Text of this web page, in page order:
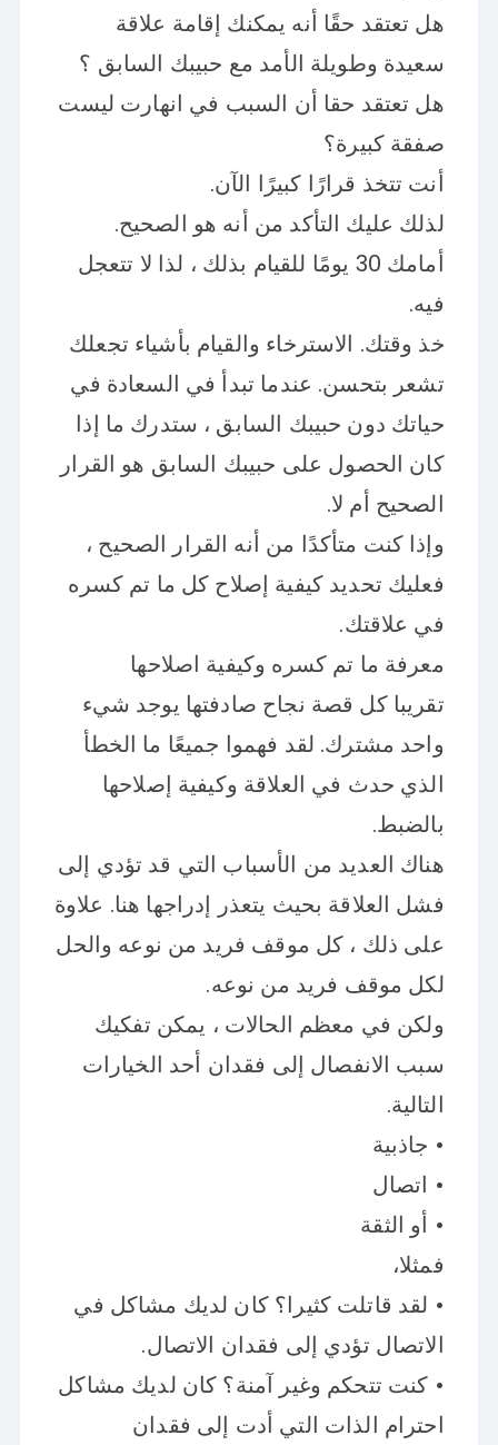
هل تعتقد حقًا أنه يمكنك إقامة علاقة
سعيدة وطويلة الأمد مع حبيبك السابق ؟
هل تعتقد حقا أن السبب في انهارت ليست
صفقة كبيرة؟
أنت تتخذ قرارًا كبيرًا الآن.
لذلك عليك التأكد من أنه هو الصحيح.
أمامك 30 يومًا للقيام بذلك ، لذا لا تتعجل
فيه.
خذ وقتك. الاسترخاء والقيام بأشياء تجعلك
تشعر بتحسن. عندما تبدأ في السعادة في
حياتك دون حبيبك السابق ، ستدرك ما إذا
كان الحصول على حبيبك السابق هو القرار
الصحيح أم لا.
وإذا كنت متأكدًا من أنه القرار الصحيح ،
فعليك تحديد كيفية إصلاح كل ما تم كسره
في علاقتك.
معرفة ما تم كسره وكيفية اصلاحها
تقريبا كل قصة نجاح صادفتها يوجد شيء
واحد مشترك. لقد فهموا جميعًا ما الخطأ
الذي حدث في العلاقة وكيفية إصلاحها
بالضبط.
هناك العديد من الأسباب التي قد تؤدي إلى
فشل العلاقة بحيث يتعذر إدراجها هنا. علاوة
على ذلك ، كل موقف فريد من نوعه والحل
لكل موقف فريد من نوعه.
ولكن في معظم الحالات ، يمكن تفكيك
سبب الانفصال إلى فقدان أحد الخيارات
التالية.
• جاذبية
• اتصال
• أو الثقة
فمثلا،
• لقد قاتلت كثيرا؟ كان لديك مشاكل في
الاتصال تؤدي إلى فقدان الاتصال.
• كنت تتحكم وغير آمنة؟ كان لديك مشاكل
احترام الذات التي أدت إلى فقدان